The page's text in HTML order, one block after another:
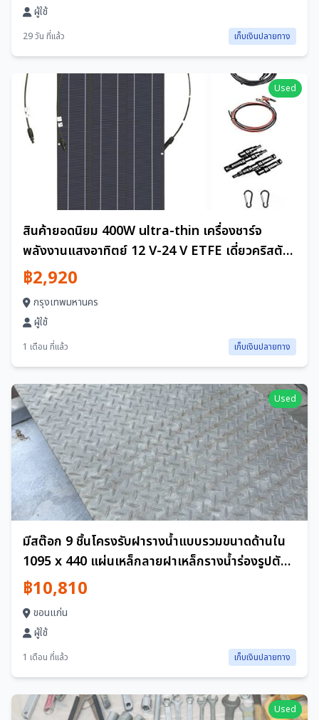
ผู้ใช้
29 วัน ที่แล้ว เก็บเงินปลายทาง
Used
สินค้ายอดนิยม 400W ultra-thin เครื่องชาร์จ
พลังงานแสงอาทิตย์ 12 V-24 V ETFE เดี่ยวคริสตัล
กันน้ำแผงเซลล์แสงอาทิตย์แบบยืดหยุ่น (2 ชิ้น 200
W) พร้อม 40A charge controller
฿2,920
กรุงเทพมหานคร
ผู้ใช้
1 เดือน ที่แล้ว เก็บเงินปลายทาง
Used
มีสต๊อก 9 ชิ้นโครงรับฝารางน้ำแบบรวมขนาดด้านใน
1095 x 440 แผ่นเหล็กลายฝาเหล็กรางน้ำร่องรูปตัวยู
โครงรับคอนกรีตตะแกรงรับโครงพร้อมฝาปิดเมืองชิคุ
เซจังหวัดอิบารากิใช้งานตามสภาพ
฿10,810
ขอนแก่น
ผู้ใช้
1 เดือน ที่แล้ว เก็บเงินปลายทาง
Used